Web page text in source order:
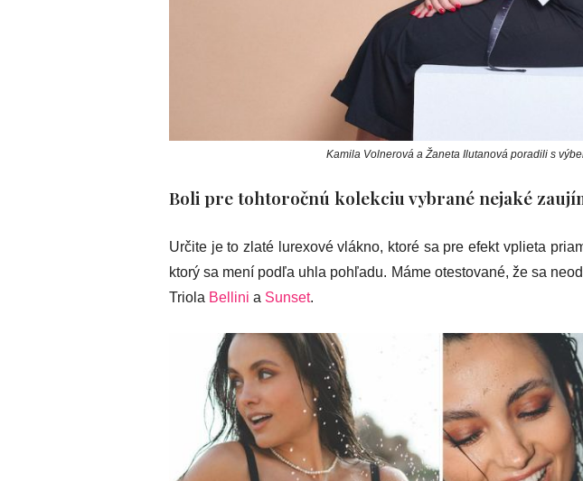
Kamila Volnerová a Žaneta Ilutanová poradili s
Boli pre tohtoročnú kolekciu vybrané nejaké
Určite je to zlaté lurexové vlákno, ktoré sa pre efekt vplieta
ktorý sa mení podľa uhla pohľadu. Máme otestované, že sa
Triola Bellini a Sunset.